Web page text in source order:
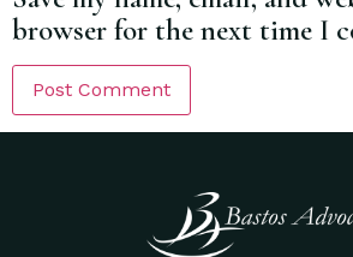
browser for the next time I